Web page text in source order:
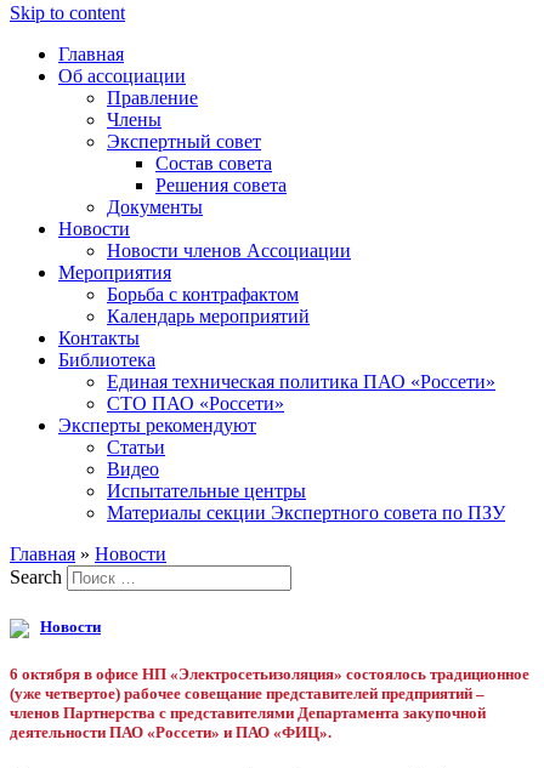
Skip to content
Главная
Об ассоциации
Правление
Члены
Экспертный совет
Состав совета
Решения совета
Документы
Новости
Новости членов Ассоциации
Мероприятия
Борьба с контрафактом
Календарь мероприятий
Контакты
Библиотека
Единая техническая политика ПАО «Россети»
СТО ПАО «Россети»
Эксперты рекомендуют
Статьи
Видео
Испытательные центры
Материалы секции Экспертного совета по ПЗУ
Главная » Новости
Search
Новости
6 октября в офисе НП «Электросетьизоляция» состоялось традиционное
(уже четвертое) рабочее совещание представителей предприятий –
членов Партнерства с представителями Департамента закупочной
деятельности ПАО «Россети» и ПАО «ФИЦ».